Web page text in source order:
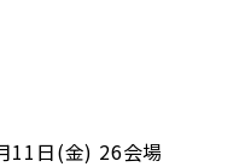
11日(金) 26会場